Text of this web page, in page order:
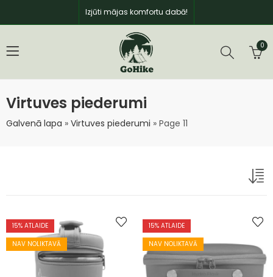
Izjūti mājas komfortu dabā!
0
Virtuves piederumi
Galvenā lapa » Virtuves piederumi » Page 11
15% ATLAIDE
NAV NOLIKTAVĀ
15% ATLAIDE
NAV NOLIKTAVĀ